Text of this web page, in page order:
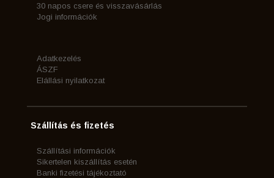
30 napos csere és visszavásárlás
Jogi információk
Adatkezelés
ÁSZF
Elállási nyilatkozat
Szállítás és fizetés
Szállítási információk
Sikertelen kiszállítás esetén
Banki fizetési tájékoztató